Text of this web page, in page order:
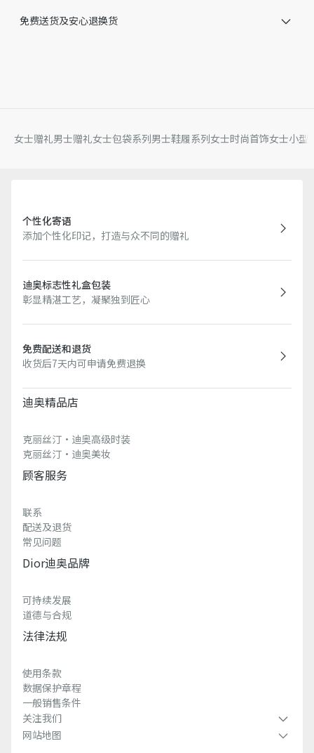
关问题，请致电迪奥客服中心。
免费送货及安心退换货
女士赠礼男士赠礼女士包袋系列男士鞋履系列女士时尚首饰女士小型
个性化寄语
添加个性化印记，打造与众不同的赠礼
迪奥标志性礼盒包装
彰显精湛工艺，凝聚独到匠心
免费配送和退货
收货后7天内可申请免费退换
迪奥精品店
克丽丝汀·迪奥高级时装
克丽丝汀·迪奥美妆
顾客服务
联系
配送及退货
常见问题
Dior迪奥品牌
可持续发展
道德与合规
法律法规
使用条款
数据保护章程
一般销售条件
关注我们
网站地图